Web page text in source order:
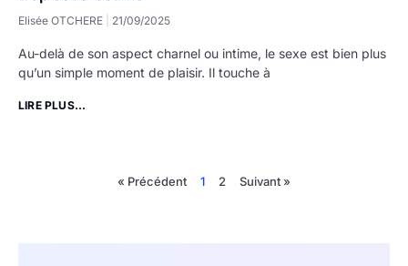
Elisée OTCHERE 21/09/2025
Au-delà de son aspect charnel ou intime, le sexe est bien plus
qu’un simple moment de plaisir. Il touche à
LIRE PLUS...
« Précédent 1 2 Suivant »